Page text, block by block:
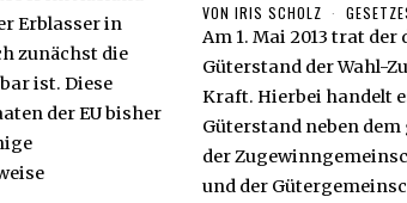
Erblasser in
zunächst die
ist. Diese
der EU bisher
VON IRIS SCHOLZ
Am 1. Mai 2013 trat
Güterstand der Wahl-
Kraft. Hierbei handelt
Güterstand neben
der
und der